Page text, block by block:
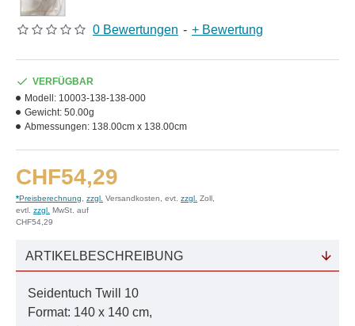
0 Bewertungen - + Bewertung
CHF54,29
*Preisberechnung zzgl. Versandkosten, evt. zzgl. Zoll,
evtl. zzgl. MwSt. auf
CHF54,29
VERFÜGBAR
Modell: 10003-138-138-000
Gewicht: 50.00g
Abmessungen: 138.00cm x 138.00cm
ARTIKELBESCHREIBUNG
Seidentuch Twill 10
Format: 140 x 140 cm,